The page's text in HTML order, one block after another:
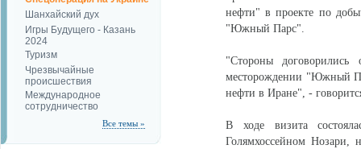
Шанхайский дух
Игры Будущего - Казань
2024
Туризм
Чрезвычайные
происшествия
Международное
сотрудничество
Все темы »
нефти" в проекте по
"Южный Парс".
"Стороны
месторождении "Южный
нефти в Иране", -
В ходе визита
Голямхоссейном Нозари,